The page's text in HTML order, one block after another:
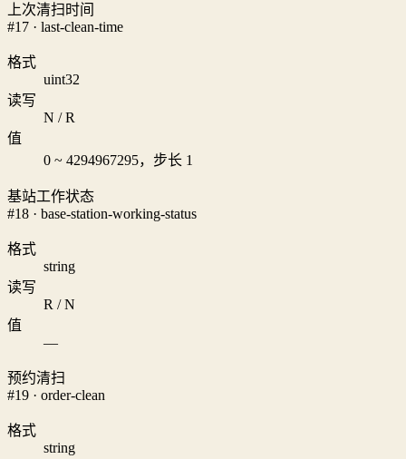
上次清扫时间
#17 · last-clean-time
格式
uint32
读写
N / R
值
0 ~ 4294967295，步长 1
基站工作状态
#18 · base-station-working-status
格式
string
读写
R / N
值
—
预约清扫
#19 · order-clean
格式
string